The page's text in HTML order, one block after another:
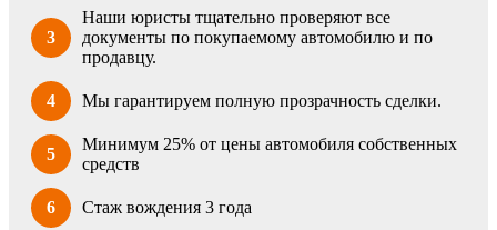
3
Наши юристы тщательно проверяют все
документы по покупаемому автомобилю и по
продавцу.
4 Мы гарантируем полную прозрачность сделки.
5
Минимум 25% от цены автомобиля собственных
средств
6 Стаж вождения 3 года